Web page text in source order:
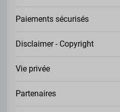
Paiements sécurisés
Disclaimer - Copyright
Vie privée
Partenaires